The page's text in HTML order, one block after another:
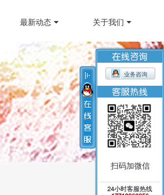
最新动态 关于我们
业务咨询
扫码加微信
24小时客服热线